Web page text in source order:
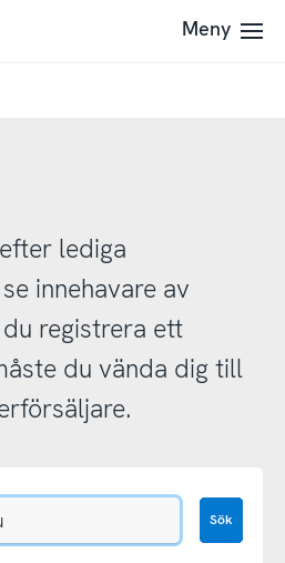
Meny
lediga
innehavare av
registrera ett
du vända dig till
Sök